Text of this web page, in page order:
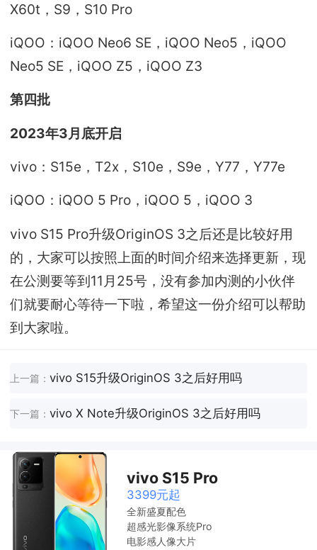
X60t，S9，S10 Pro
iQOO：iQOO Neo6 SE，iQOO Neo5，iQOO
Neo5 SE，iQOO Z5，iQOO Z3
第四批
2023年3月底开启
vivo：S15e，T2x，S10e，S9e，Y77，Y77e
iQOO：iQOO 5 Pro，iQOO 5，iQOO 3
vivo S15 Pro升级OriginOS 3之后还是比较好用
的，大家可以按照上面的时间介绍来选择更新，现
在公测要等到11月25号，没有参加内测的小伙伴
们就要耐心等待一下啦，希望这一份介绍可以帮助
到大家啦。
上一篇：vivo S15升级OriginOS 3之后好用吗
下一篇：vivo X Note升级OriginOS 3之后好用吗
vivo S15 Pro
3399元起
全新盛夏配色
超感光影像系统Pro
电影感人像大片